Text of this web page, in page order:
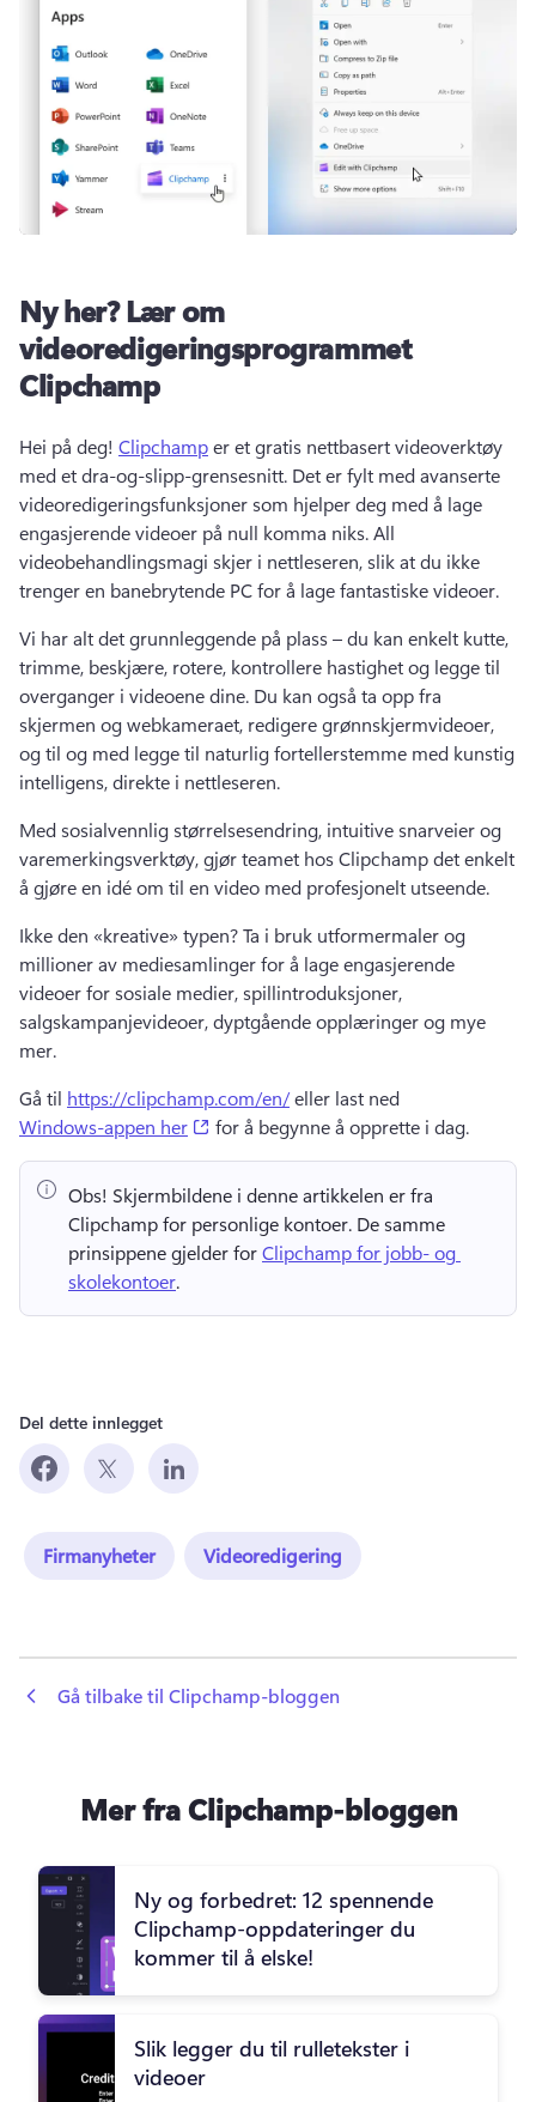
Ny her?Lær om
videoredigeringsprogrammet
Clipchamp
Hei på deg! Clipchamp er et gratis nettbasert videoverktøy
med et dra-og-slipp-grensesnitt. Det er fylt med avanserte
videoredigeringsfunksjoner som hjelper deg med å lage
engasjerende videoer på null komma niks. All
videobehandlingsmagi skjer i nettleseren, slik at du ikke
trenger en banebrytende PC for å lage fantastiske videoer.
Vi har alt det grunnleggende på plass – du kan enkelt kutte,
trimme, beskjære, rotere, kontrollere hastighet og legge til
overganger i videoene dine. Du kan også ta opp fra
skjermen og webkameraet, redigere grønnskjermvideoer,
og til og med legge til naturlig fortellerstemme med kunstig
intelligens, direkte i nettleseren.
Med sosialvennlig størrelsesendring, intuitive snarveier og
varemerkingsverktøy, gjør teamet hos Clipchamp det enkelt
å gjøre en idé om til en video med profesjonelt utseende.
Ikke den «kreative» typen? Ta i bruk utformermaler og
millioner av mediesamlinger for å lage engasjerende
videoer for sosiale medier, spillintroduksjoner,
salgskampanjevideoer, dyptgående opplæringer og mye
mer.
Gå til https://clipchamp.com/en/ eller last ned
Windows-appen her
(opens in a new tab)
for å begynne å opprette i dag.
Obs! Skjermbildene i denne artikkelen er fra
Clipchamp for personlige kontoer. De samme
prinsippene gjelder for Clipchamp for jobb- og
skolekontoer.
Del dette innlegget
Firmanyheter Videoredigering
Gå tilbake til Clipchamp-bloggen
Mer fra Clipchamp-bloggen
Ny og forbedret: 12 spennende
Clipchamp-oppdateringer du
kommer til å elske!
Slik legger du til rulletekster i
videoer